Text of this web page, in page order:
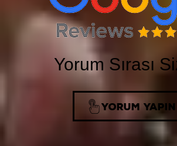
Yorum Sırası
YORUM YAPIN